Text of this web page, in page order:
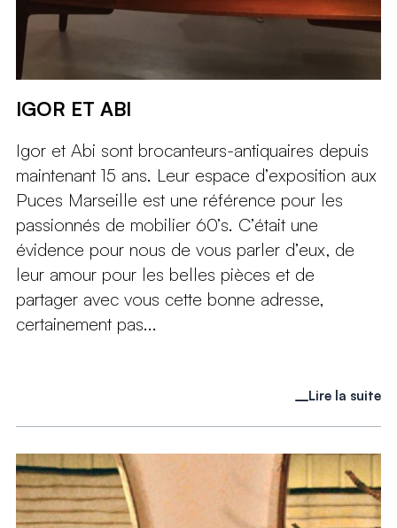
IGOR ET ABI
Igor et Abi sont brocanteurs-antiquaires depuis
maintenant 15 ans. Leur espace d’exposition aux
Puces Marseille est une référence pour les
passionnés de mobilier 60’s. C’était une
évidence pour nous de vous parler d’eux, de
leur amour pour les belles pièces et de
partager avec vous cette bonne adresse,
certainement pas...
Lire la suite